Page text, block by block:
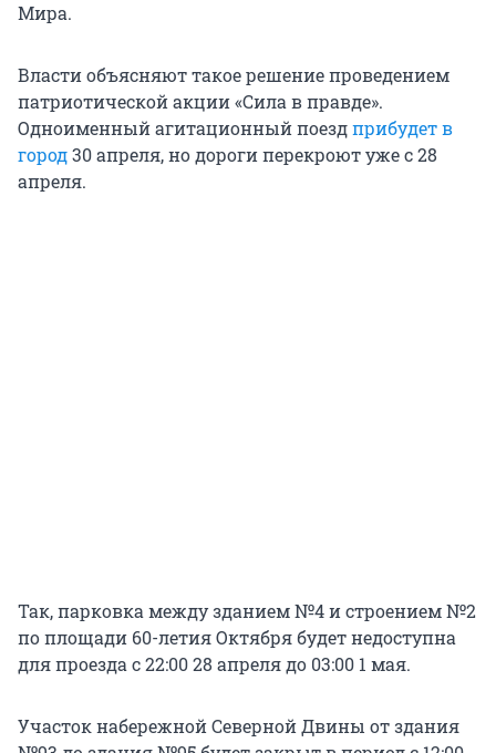
Мира.
Власти объясняют такое решение проведением
патриотической акции «Сила в правде».
Одноименный агитационный поездприбудет в
город30 апреля, но дороги перекроют уже с 28
апреля.
Так, парковка между зданием №4 и строением №2
по площади 60-летия Октября будет недоступна
для проезда с 22:00 28 апреля до 03:00 1 мая.
Участок набережной Северной Двины от здания